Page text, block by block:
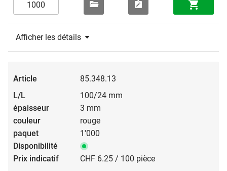
Afficher les détails
85.348.13
100/24 mm
3 mm
rouge
1'000
CHF 6.25 / 100 pièce